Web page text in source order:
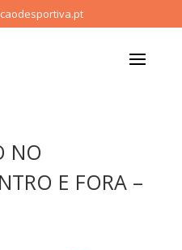
NO
E FORA –